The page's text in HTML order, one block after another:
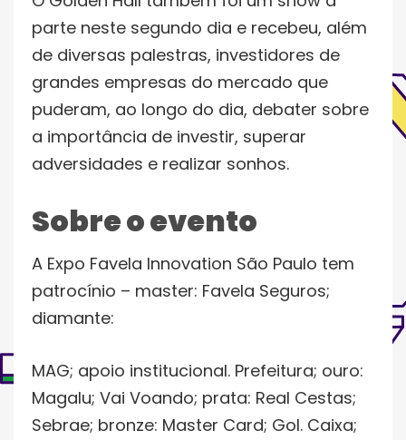
parte neste segundo dia e recebeu, além
de diversas palestras, investidores de
grandes empresas do mercado que
puderam, ao longo do dia, debater sobre
a importância de investir, superar
adversidades e realizar sonhos.
Sobre o evento
A Expo Favela Innovation São Paulo tem
patrocínio – master: Favela Seguros;
diamante:
MAG; apoio institucional. Prefeitura; ouro:
Magalu; Vai Voando; prata: Real Cestas;
Sebrae; bronze: Master Card; Gol. Caixa;